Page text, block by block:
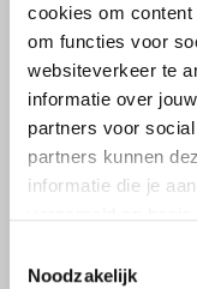
cookies om
om functies voor
websiteverkeer te
informatie over
partners voor
partners kunnen
informatie die je
Noodzakelijk
36